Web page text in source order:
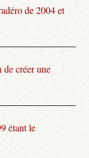
de 2004 et
de créer une
étant le